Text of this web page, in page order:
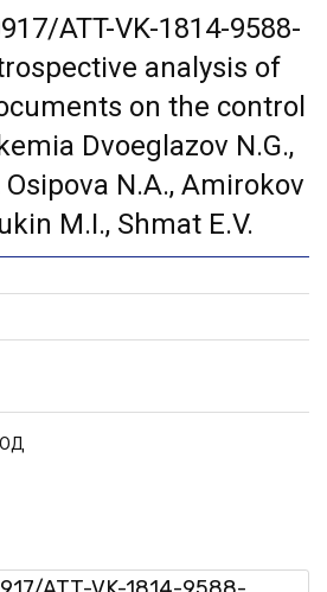
ATT-VK-1814-9588-
analysis of
on the control
Dvoeglazov N.G.,
Osipova N.A., Amirokov
M.I., Shmat E.V.